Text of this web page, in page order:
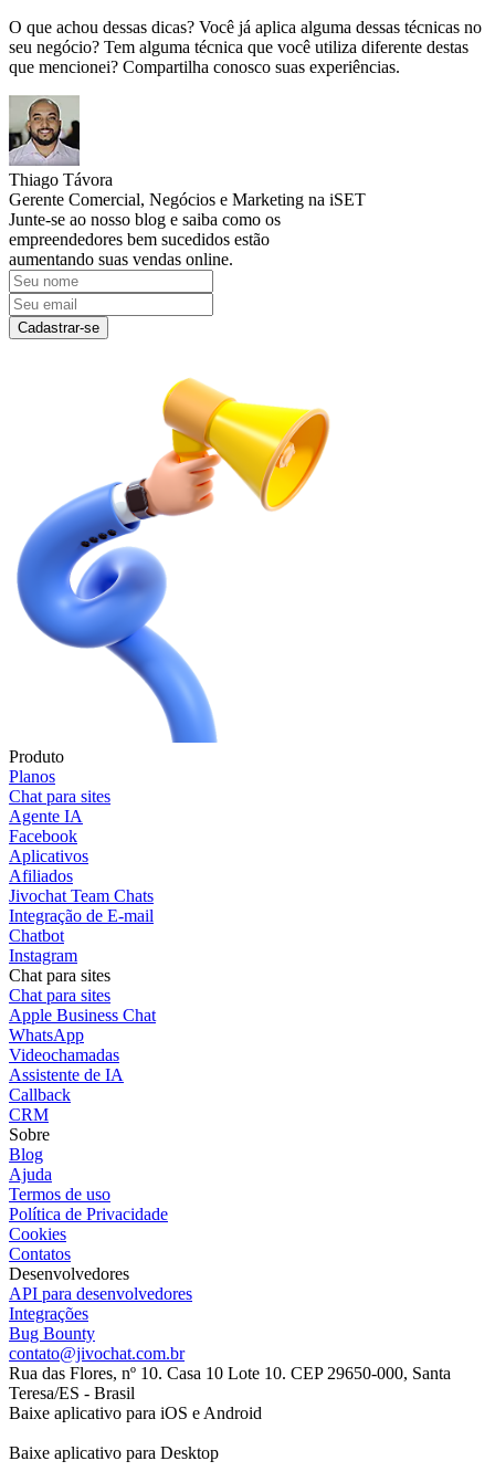
O que achou dessas dicas? Você já aplica alguma dessas técnicas no
seu negócio? Tem alguma técnica que você utiliza diferente destas
que mencionei? Compartilha conosco suas experiências.
Thiago Távora
Gerente Comercial, Negócios e Marketing na iSET
Junte-se ao nosso blog e saiba como os
empreendedores bem sucedidos estão
aumentando suas vendas online.
Cadastrar-se
Produto
Planos
Chat para sites
Agente IA
Facebook
Aplicativos
Afiliados
Jivochat Team Chats
Integração de E-mail
Chatbot
Instagram
Chat para sites
Chat para sites
Apple Business Chat
WhatsApp
Videochamadas
Assistente de IA
Callback
CRM
Sobre
Blog
Ajuda
Termos de uso
Política de Privacidade
Cookies
Contatos
Desenvolvedores
API para desenvolvedores
Integrações
Bug Bounty
contato@jivochat.com.br
Rua das Flores, nº 10. Casa 10 Lote 10. CEP 29650-000, Santa
Teresa/ES - Brasil
Baixe aplicativo para iOS e Android
Baixe aplicativo para Desktop